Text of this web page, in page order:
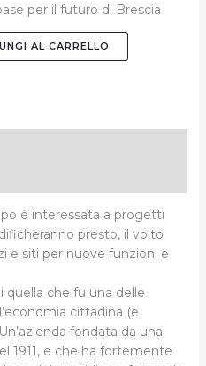
per il futuro di Brescia
AL CARRELLO
è interessata a progetti
presto, il volto
e siti per nuove funzioni e
quella che fu una delle
cittadina (e
fondata da una
1911, e che ha fortemente